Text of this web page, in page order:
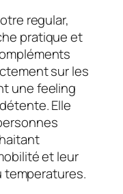
regular,
pratique et
sur les
une feeling
Elle
et leur
temperatures.